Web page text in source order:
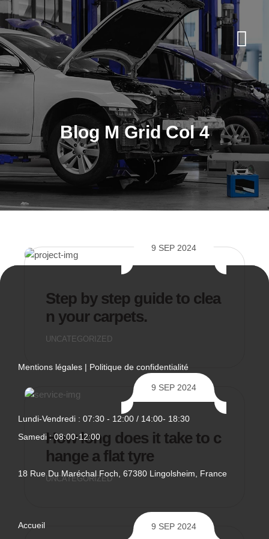
Blog M Grid Col 4
9 SEP 2024
Step by step guide to clea
n your carpets.
UNCATEGORIZED
9 SEP 2024
How long does it take to c
hange a flat tyre
UNCATEGORIZED
9 SEP 2024
Mentions légales | Politique de confidentialité
Lundi-Vendredi : 07:30 - 12:00 / 14:00- 18:30
Samedi : 08:00-12:00
18 Rue Du Maréchal Foch, 67380 Lingolsheim, France
Accueil